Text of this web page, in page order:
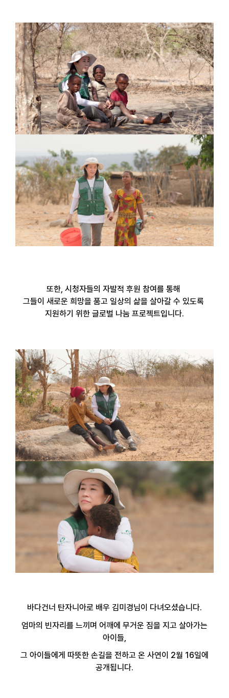
또한, 시청자들의 자발적 후원 참여를 통해
그들이 새로운 희망을 품고 일상의 삶을 살아갈 수 있도록
지원하기 위한 글로벌 나눔 프로젝트입니다.
바다건너 탄자니아로 배우 김미경님이 다녀오셨습니다.
엄마의 빈자리를 느끼며 어깨에 무거운 짐을 지고 살아가는
아이들
그 아이들에게 따뜻한 손길을 전하고 온 사연이 2월 16일에
공개됩니다.